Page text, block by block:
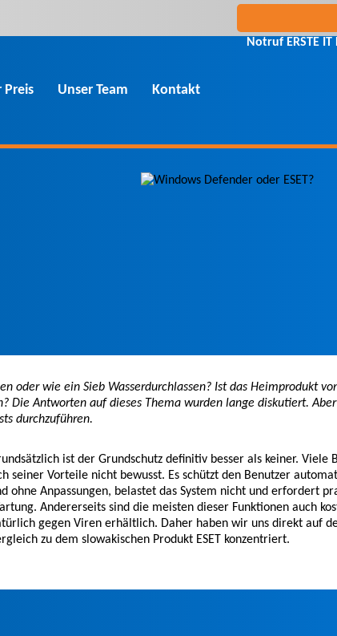
Notruf ERSTE IT
Preis Unser Team Kontakt
wie ein Sieb Wasserdurchlassen? Ist das Heimprodukt
Die Antworten auf dieses Thema wurden lange diskutiert.
durchzuführen.
ist der Grundschutz definitiv besser als keiner. Viele
seiner Vorteile nicht bewusst. Es schützt den Benutzer
ohne Anpassungen, belastet das System nicht und erfordert
Andererseits sind die meisten dieser Funktionen auch
gegen Viren erhältlich. Daher haben wir uns direkt auf
zu dem slowakischen Produkt ESET konzentriert.